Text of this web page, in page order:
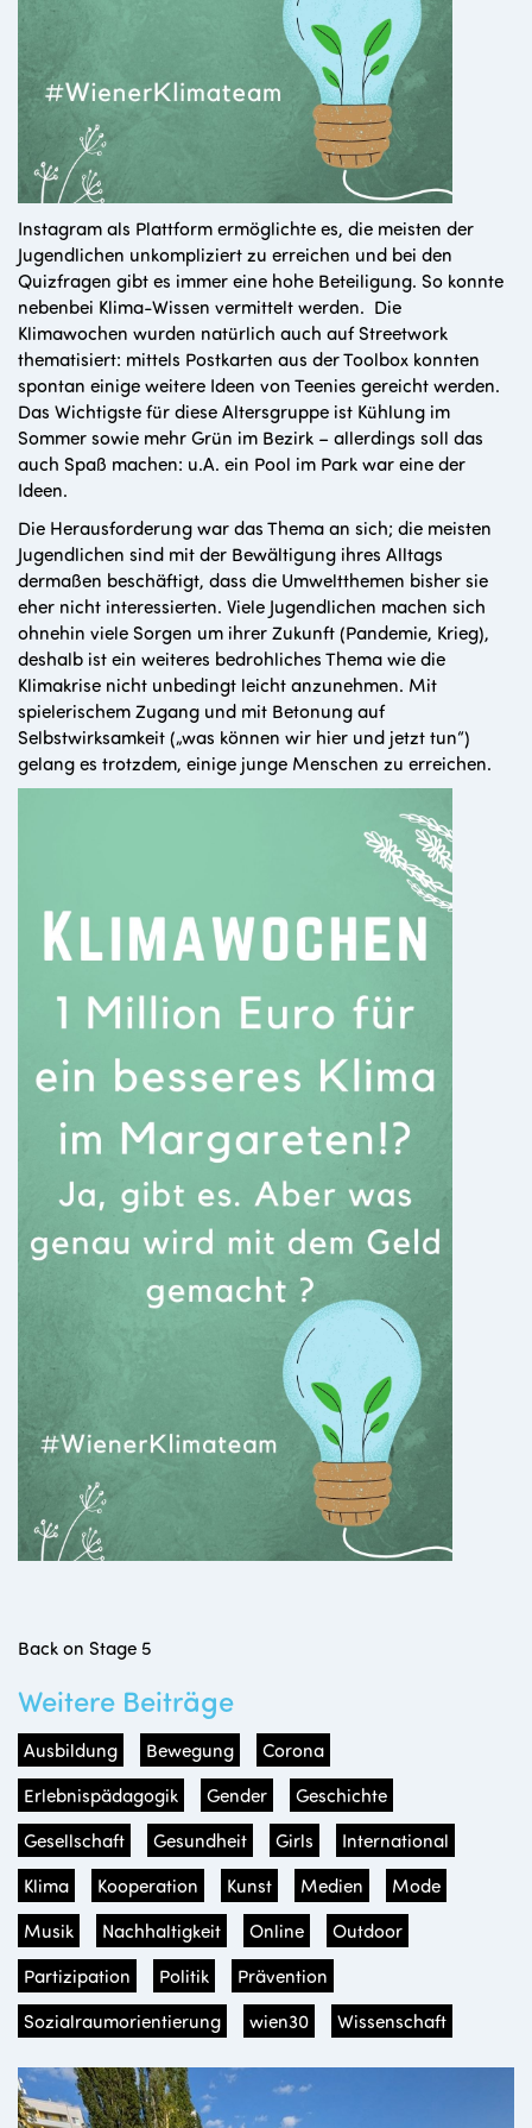
Instagram als Plattform ermöglichte es, die meisten der
Jugendlichen unkompliziert zu erreichen und bei den
Quizfragen gibt es immer eine hohe Beteiligung. So konnte
nebenbei Klima-Wissen vermittelt werden. Die
Klimawochen wurden natürlich auch auf Streetwork
thematisiert: mittels Postkarten aus der Toolbox konnten
spontan einige weitere Ideen von Teenies gereicht werden.
Das Wichtigste für diese Altersgruppe ist Kühlung im
Sommer sowie mehr Grün im Bezirk – allerdings soll das
auch Spaß machen: u.A. ein Pool im Park war eine der
Ideen.
Die Herausforderung war das Thema an sich; die meisten
Jugendlichen sind mit der Bewältigung ihres Alltags
dermaßen beschäftigt, dass die Umweltthemen bisher sie
eher nicht interessierten. Viele Jugendlichen machen sich
ohnehin viele Sorgen um ihrer Zukunft (Pandemie, Krieg),
deshalb ist ein weiteres bedrohliches Thema wie die
Klimakrise nicht unbedingt leicht anzunehmen. Mit
spielerischem Zugang und mit Betonung auf
Selbstwirksamkeit („was können wir hier und jetzt tun“)
gelang es trotzdem, einige junge Menschen zu erreichen.
Back on Stage 5
Weitere Beiträge
Ausbildung Bewegung
Corona
Erlebnispädagogik
Gender
Geschichte
Gesellschaft
Gesundheit Girls
International
Klima
Kooperation Kunst Medien
Mode
Musik
Nachhaltigkeit Online
Outdoor
Partizipation
Politik
Prävention
Sozialraumorientierung
wien30 Wissenschaft